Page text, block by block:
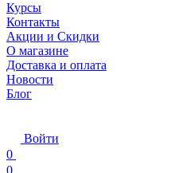
Курсы
Контакты
Акции и Скидки
О магазине
Доставка и оплата
Новости
Блог
Войти
0
0